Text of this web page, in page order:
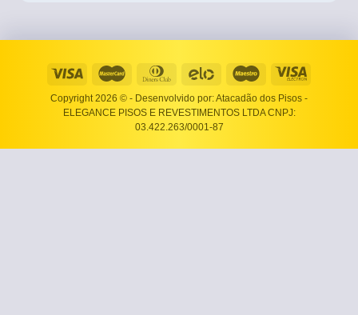
Copyright 2026 © - Desenvolvido por: Atacadão dos Pisos -
ELEGANCE PISOS E REVESTIMENTOS LTDA CNPJ:
03.422.263/0001-87